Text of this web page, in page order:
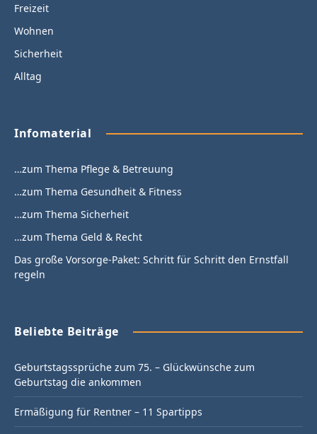
Freizeit
Wohnen
Sicherheit
Alltag
Infomaterial
…zum Thema Pflege & Betreuung
…zum Thema Gesundheit & Fitness
…zum Thema Sicherheit
…zum Thema Geld & Recht
Das große Vorsorge-Paket: Schritt für Schritt den Ernstfall
regeln
Beliebte Beiträge
Geburtstagssprüche zum 75. – Glückwünsche zum
Geburtstag die ankommen
Ermäßigung für Rentner – 11 Spartipps